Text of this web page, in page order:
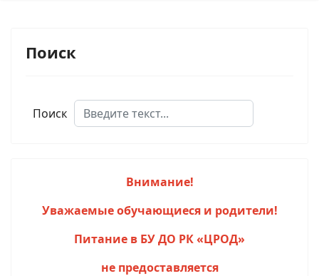
Поиск
Поиск
Внимание!
Уважаемые обучающиеся и родители!
Питание в БУ ДО РК «ЦРОД»
не предоставляется